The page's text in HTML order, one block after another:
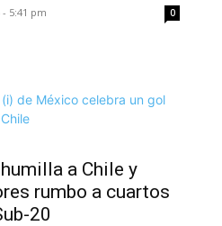
5:41 pm 0
a Chile y
rumbo a cuartos
20